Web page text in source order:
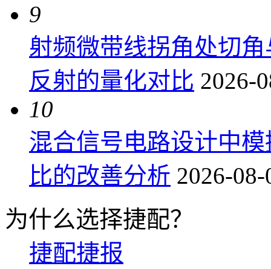
9
射频微带线拐角处切
反射的量化对比 2026-
10
混合信号电路设计中
比的改善分析 2026-
为什么选择捷配？
捷配捷报